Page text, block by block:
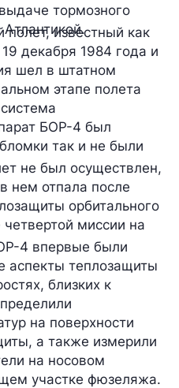
тормозного
известный как
декабря 1984 года и
шел в штатном
этапе полета
БОР-4 был
так и не были
не был осуществлен,
нем отпала после
орбитального
миссии на
4 впервые были
аспекты теплозащиты
близких к
на поверхности
а также измерили
на носовом
участке фюзеляжа.